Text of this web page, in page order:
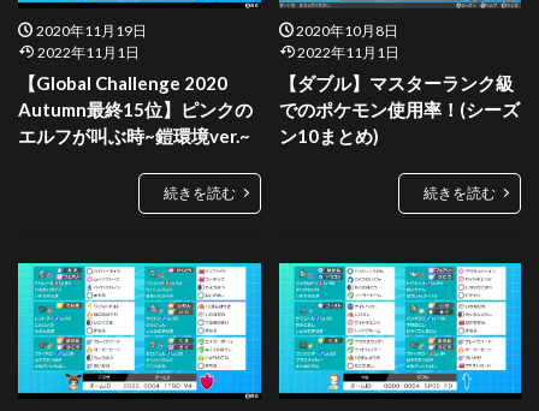
2020年11月19日
2022年11月1日
【Global Challenge 2020
Autumn最終15位】ピンクの
エルフが叫ぶ時~鎧環境ver.~
続きを読む
2020年10月8日
2022年11月1日
【ダブル】マスターランク級
でのポケモン使用率！(シーズ
ン10まとめ)
続きを読む